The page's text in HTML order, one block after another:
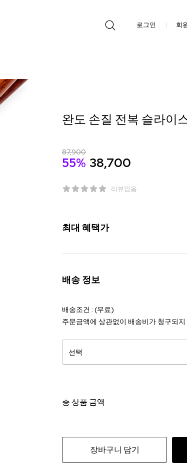
로그인 회
완도 손질 전복 슬라이
87,900
55% 38,700
리뷰없음
최대 혜택가
배송 정보
배송조건 : (무료)
주문금액에 상관없이 배송비가 청구되지
총 상품 금액
장바구니 담기